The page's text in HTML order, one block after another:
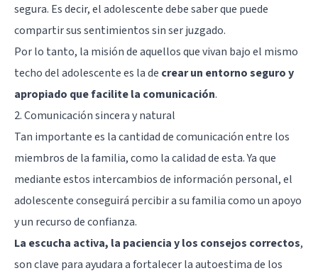
segura. Es decir, el adolescente debe saber que puede
compartir sus sentimientos sin ser juzgado.
Por lo tanto, la misión de aquellos que vivan bajo el mismo
techo del adolescente es la de crear un entorno seguro y
apropiado que facilite la comunicación.
2. Comunicación sincera y natural
Tan importante es la cantidad de comunicación entre los
miembros de la familia, como la calidad de esta. Ya que
mediante estos intercambios de información personal, el
adolescente conseguirá percibir a su familia como un apoyo
y un recurso de confianza.
La escucha activa, la paciencia y los consejos correctos,
son clave para ayudara a fortalecer la autoestima de los